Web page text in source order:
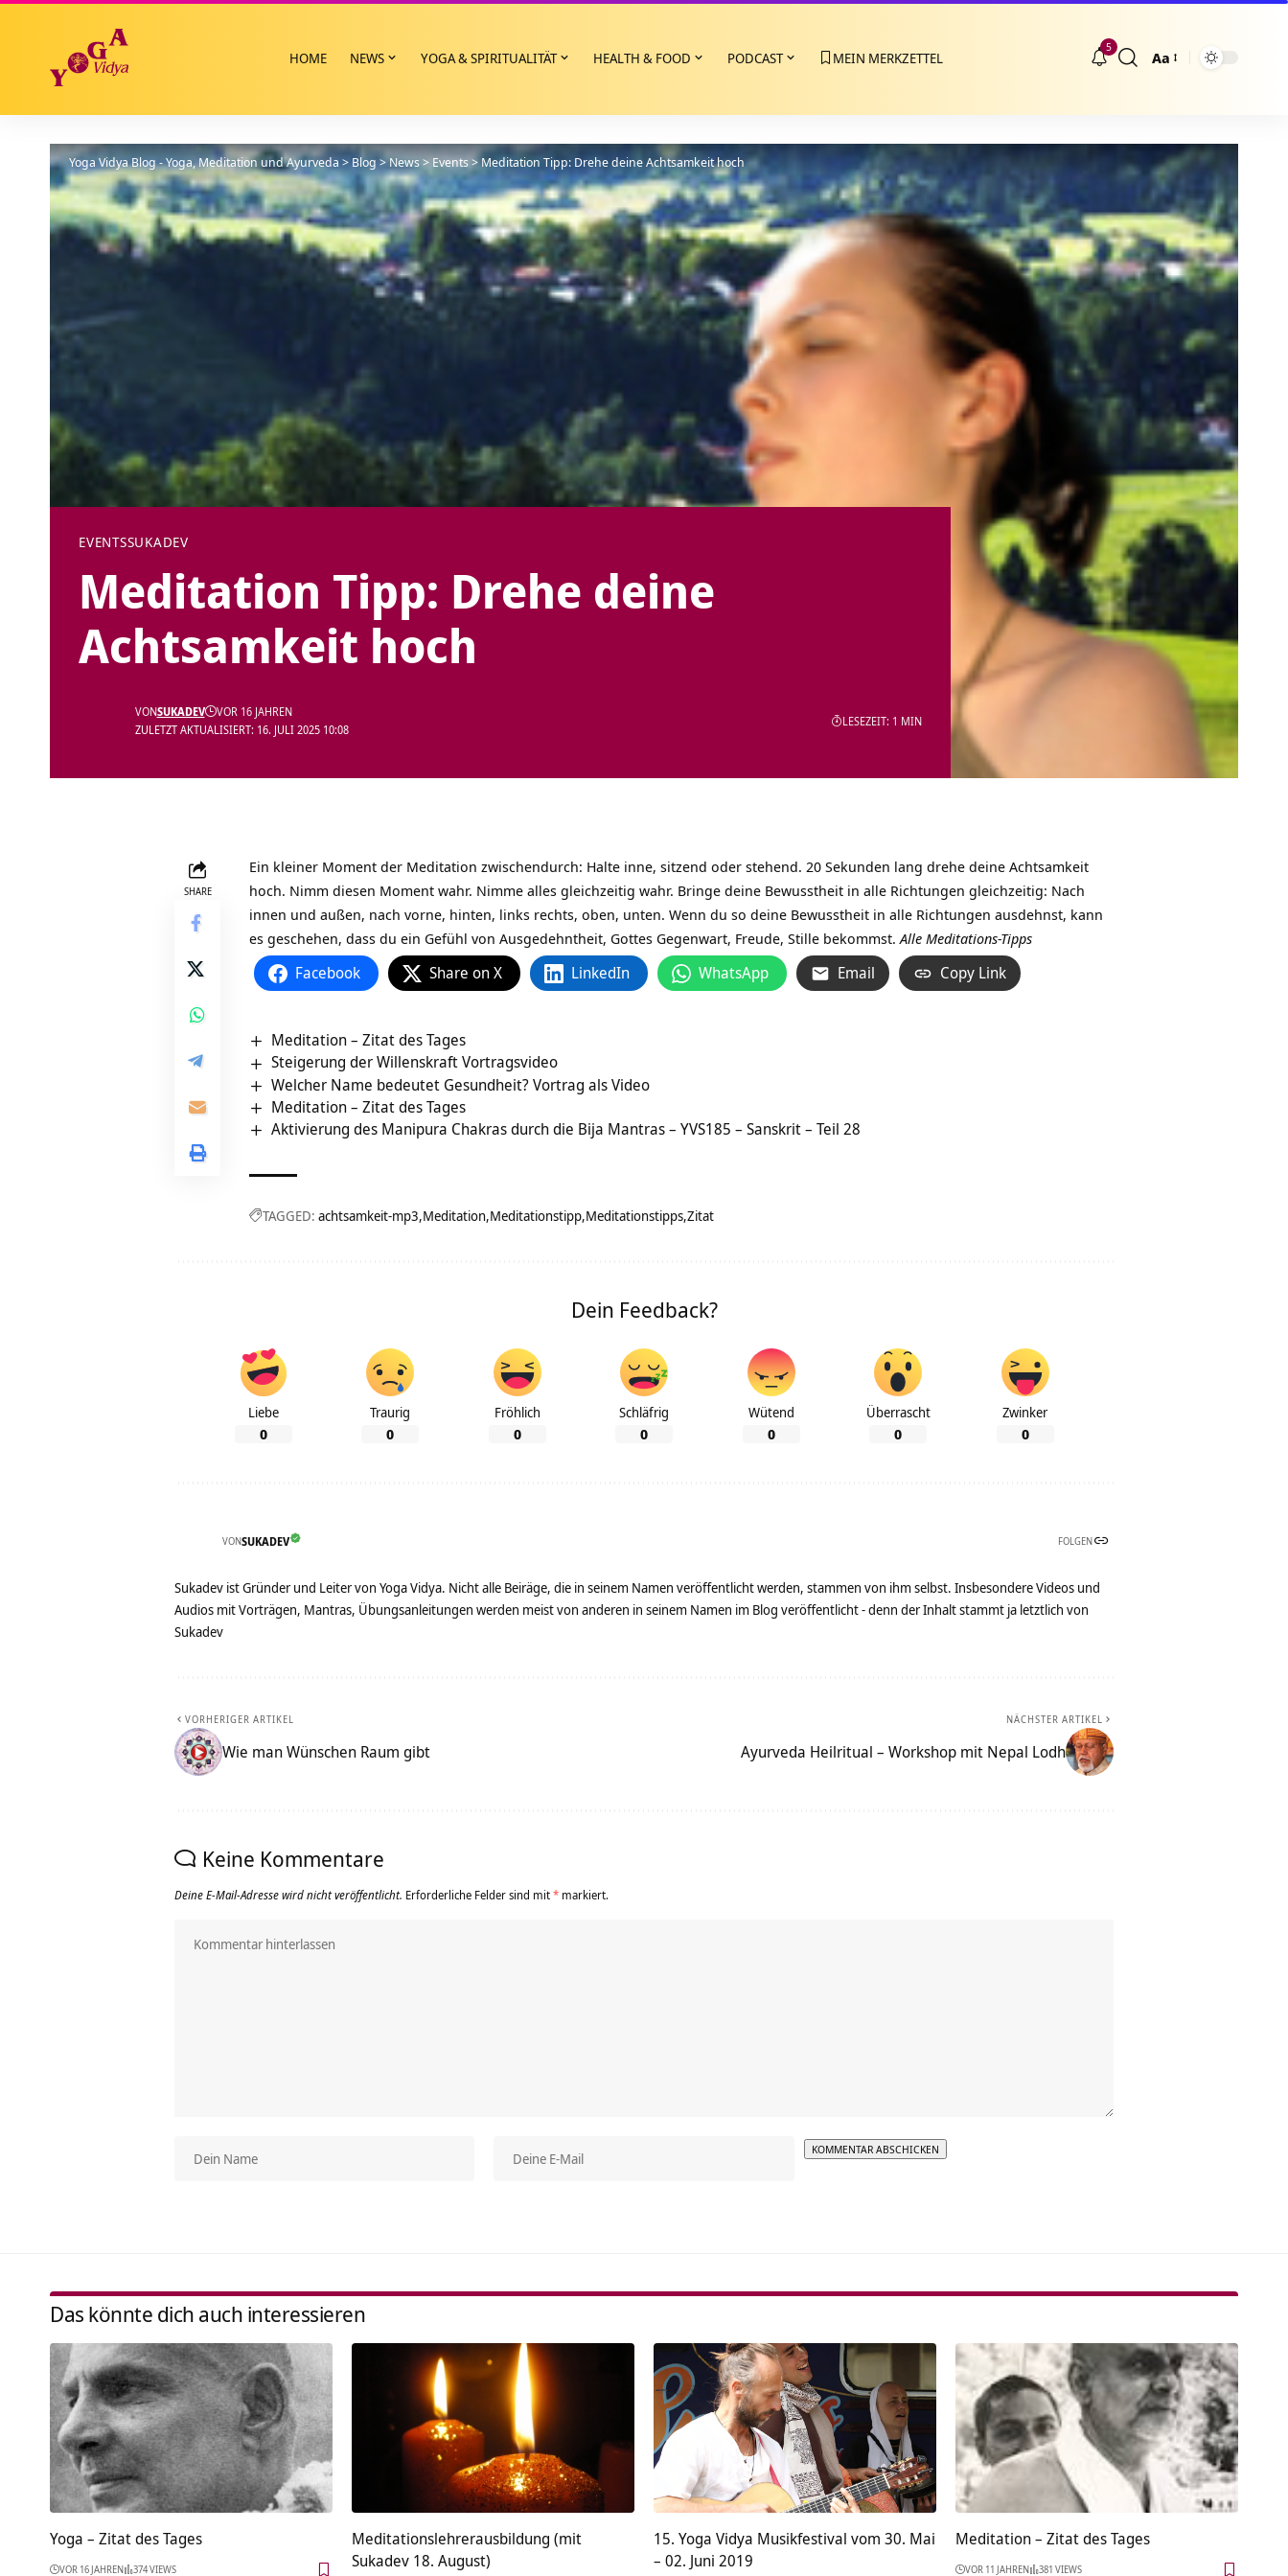
HOME NEWS YOGA & SPIRITUALITÄT HEALTH & FOOD PODCAST MEIN MERKZETTEL
5
Größenänderung
Aa
Yoga Vidya Blog - Yoga, Meditation und Ayurveda>Blog>News> Events> Meditation Tipp: Drehe deine Achtsamkeit hoch
EVENTSSUKADEV
Meditation Tipp: Drehe deine
Achtsamkeit hoch
ZULETZT AKTUALISIERT: 16. JULI 2025 10:08
VONSUKADEV VOR 16 JAHREN
LESEZEIT: 1 MIN
SHARE
Ein kleiner Moment der Meditation zwischendurch: Halte inne, sitzend oder stehend. 20 Sekunden lang drehe deine Achtsamkeit
hoch. Nimm diesen Moment wahr. Nimme alles gleichzeitig wahr. Bringe deine Bewusstheit in alle Richtungen gleichzeitig: Nach
innen und außen, nach vorne, hinten, links rechts, oben, unten. Wenn du so deine Bewusstheit in alle Richtungen ausdehnst, kann
es geschehen, dass du ein Gefühl von Ausgedehntheit, Gottes Gegenwart, Freude, Stille bekommst.Alle Meditations-Tipps
Facebook Share on X LinkedIn WhatsApp Email Copy Link
Meditation – Zitat des Tages
Steigerung der Willenskraft Vortragsvideo
Welcher Name bedeutet Gesundheit? Vortrag als Video
Meditation – Zitat des Tages
Aktivierung des Manipura Chakras durch die Bija Mantras – YVS185 – Sanskrit – Teil 28
TAGGED: achtsamkeit-mp3 Meditation Meditationstipp Meditationstipps Zitat
Dein Feedback?
Liebe
0
Traurig
0
Fröhlich
0
Schläfrig
0
Wütend
0
Überrascht
0
Zwinker
0
VONSUKADEV FOLGEN
Sukadev ist Gründer und Leiter von Yoga Vidya. Nicht alle Beiräge, die in seinem Namen veröffentlicht werden, stammen von ihm selbst. Insbesondere Videos und
Audios mit Vorträgen, Mantras, Übungsanleitungen werden meist von anderen in seinem Namen im Blog veröffentlicht - denn der Inhalt stammt ja letztlich von
Sukadev
VORHERIGER ARTIKEL
Wie man Wünschen Raum gibt
NÄCHSTER ARTIKEL
Ayurveda Heilritual – Workshop mit Nepal Lodh
Keine Kommentare
Deine E-Mail-Adresse wird nicht veröffentlicht. Erforderliche Felder sind mit* markiert.
Das könnte dich auch interessieren
Yoga – Zitat des Tages
VOR 16 JAHREN 374 VIEWS
Meditationslehrerausbildung (mit
Sukadev 18. August)
15. Yoga Vidya Musikfestival vom 30. Mai
– 02. Juni 2019
Meditation – Zitat des Tages
VOR 11 JAHREN 381 VIEWS